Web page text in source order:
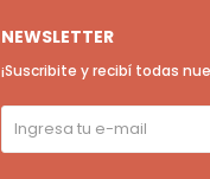
NEWSLETTER
¡Suscribite y recibí todas